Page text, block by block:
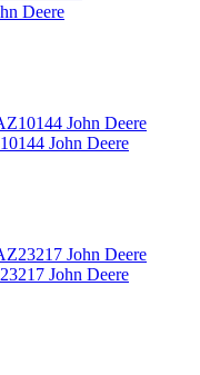
Deere
John Deere
John Deere